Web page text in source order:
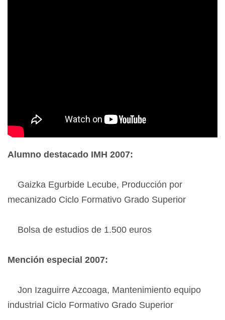
Alumno destacado IMH 2007:
Gaizka Egurbide Lecube, Producción por
mecanizado Ciclo Formativo Grado Superior
Bolsa de estudios de 1.500 euros
Mención especial 2007:
Jon Izaguirre Azcoaga, Mantenimiento equipo
industrial Ciclo Formativo Grado Superior